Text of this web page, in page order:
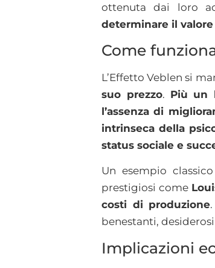
ottenuta dai loro
determinare il
Come
L’Effetto Veblen si
suo prezzo. Più un
l’assenza di
intrinseca della
status sociale e
Un esempio
prestigiosi come
costi di produzione
benestanti,
Implicazioni